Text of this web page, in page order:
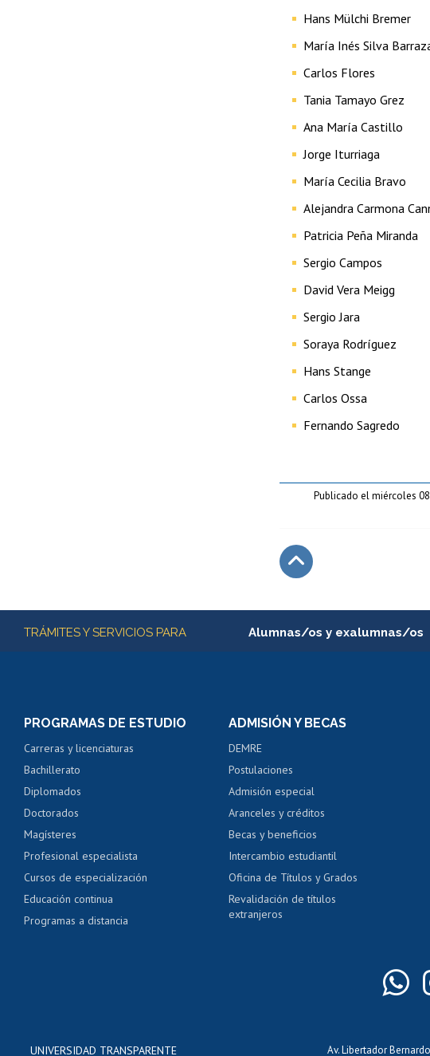
Hans Mülchi Bremer
María Inés Silva
Carlos Flores
Tania Tamayo Grez
Ana María Castillo
Jorge Iturriaga
María Cecilia Bravo
Alejandra Carmona
Patricia Peña Miranda
Sergio Campos
David Vera Meigg
Sergio Jara
Soraya Rodríguez
Hans Stange
Carlos Ossa
Fernando Sagredo
Publicado el miércoles
Más información
TRÁMITES Y SERVICIOS PARA Alumnas/os y exalumnas/os
Consulta y certificado de notas
Servicio médico y dental
Pago de arancel y crédito alumnos
Pago de arancel y crédito exalumnos
Certificado de títulos y grados
PROGRAMAS DE ESTUDIO
Carreras y licenciaturas
Bachillerato
Diplomados
Doctorados
Magísteres
Profesional especialista
Cursos de especialización
Educación continua
Programas a distancia
ADMISIÓN Y BECAS
DEMRE
Postulaciones
Admisión especial
Aranceles y créditos
Becas y beneficios
Intercambio estudiantil
Oficina de Títulos y Grados
Revalidación de títulos
extranjeros
UNIVERSIDAD TRANSPARENTE Av. Libertador